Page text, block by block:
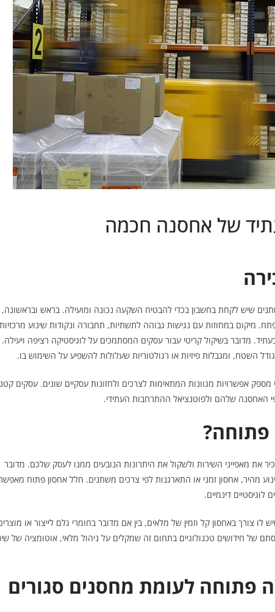
של אחסנה חכמה
שיש לקחת בחשבון בכדי להבטיח השקעה נכונה ומועילה. בראש ובראשונה,
מיקום במחוזות עם נגישות גבוהה לתשתיות, תחבורה ונקודות שינוע מרכזיות
מדובר בשיקול קריטי עבור עסקים המסתמכים על לוגיסטיקה רציפה ויעילה.
השטח, ומגבלות פיזיות או רגולטוריות שעלולות להשפיע על השימוש בו.
אפשרויות מגוונות המתאימות לצרכים ולחזונות עסקיים שונים. עסקים
האחסנה שלהם ולפוטנציאל ההתרחבות העתידי.
פתוחה?
את מאפייני השירות ולשקול את היתרונות הנובעים ממנו לעסק שלכם. מדובר
מהיר, אחסון זמני או התארגנות לפי צרכים משתנים. חלל אחסון פתוח
דינמיים.
לו צורך באחסון קל וזמין של מלאים, בין אם מדובר בחומרי גלם לייצור או
של חידושים טכנולוגיים בתחום זה שמקלים על ניהול מלאי, אוטומציה של
פתוחה לעומת מחסנים סגורים